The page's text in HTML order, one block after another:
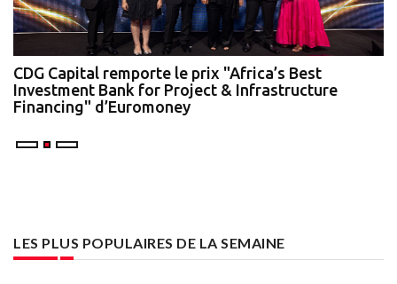
CDG Capital remporte le prix "Africa’s Best
Investment Bank for Project & Infrastructure
Financing" d’Euromoney
LES PLUS POPULAIRES DE LA SEMAINE